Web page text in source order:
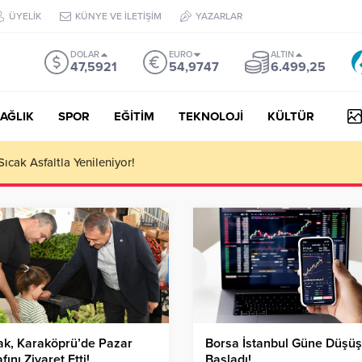
ÜYELİK KÜNYE VE İLETİŞİM YAZARLAR
DOLAR
47,5921
EURO
54,9747
ALTIN
6.499,25
SPOR EĞİTİM TEKNOLOJİ KÜLTÜR
III Kapsamında 634,3 Milyon Lira Hibe Ödemesi Yapıldı!
Karaköprü’de Pazar
Borsa İstanbul Güne